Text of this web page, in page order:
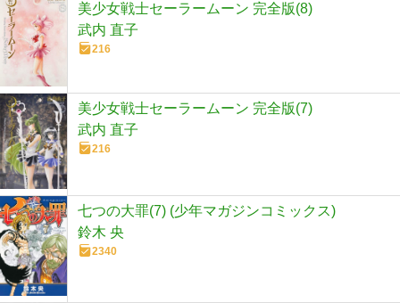
美少女戦士セーラームーン 完全版(8)
武内 直子
216
美少女戦士セーラームーン 完全版(7)
武内 直子
216
七つの大罪(7) (少年マガジンコミックス)
鈴木 央
2340